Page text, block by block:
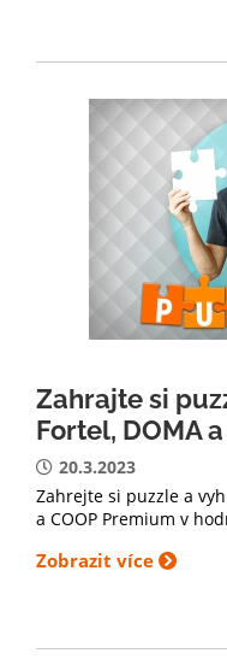
Zahrajte si
Fortel, DOMA
20.3.2023
Zahrejte si puzzle a
a COOP Premium v
Zobrazit více